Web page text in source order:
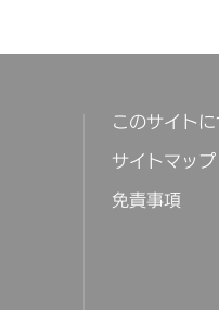
このサイト
サイトマップ
免責事項